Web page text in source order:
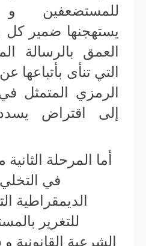
للمستضعفين
يستهجنها ضمير
العمق بالرسالة
التي تنأى بأتباعها
الرمزي المتمثل
إلى اقتراض
أما المرحلة
في
الديمقراطية
للتغرير
الشرعية القانونية